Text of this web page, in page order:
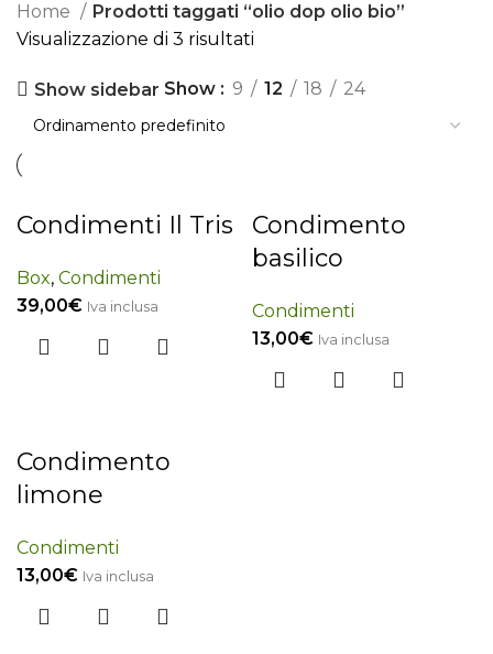
Home
Prodotti taggati “olio dop olio bio”
Visualizzazione di 3 risultati
Show sidebar Show 9 12 18 24
Condimenti Il Tris
Box, Condimenti
39,00€ Iva inclusa
Condimento
basilico
Condimenti
13,00€ Iva inclusa
Condimento
limone
Condimenti
13,00€ Iva inclusa